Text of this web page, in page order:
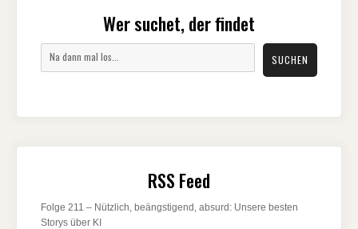
Wer suchet, der findet
SUCHEN
RSS Feed
Folge 211 – Nützlich, beängstigend, absurd: Unsere besten
Storys über KI